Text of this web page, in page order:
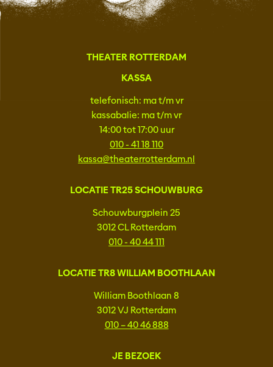
THEATER ROTTERDAM
KASSA
telefonisch: ma t/m vr
kassabalie: ma t/m vr
14:00 tot 17:00 uur
010 - 41 18 110
kassa@theaterrotterdam.nl
LOCATIE TR25 SCHOUWBURG
Schouwburgplein 25
3012 CL Rotterdam
010 - 40 44 111
LOCATIE TR8 WILLIAM BOOTHLAAN
William Boothlaan 8
3012 VJ Rotterdam
010 – 40 46 888
JE BEZOEK